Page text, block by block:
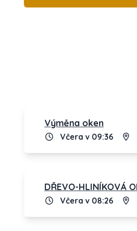
Výměna oken
Včera v 09:36
DŘEVO-HLINÍKOVÁ
Včera v 08:26